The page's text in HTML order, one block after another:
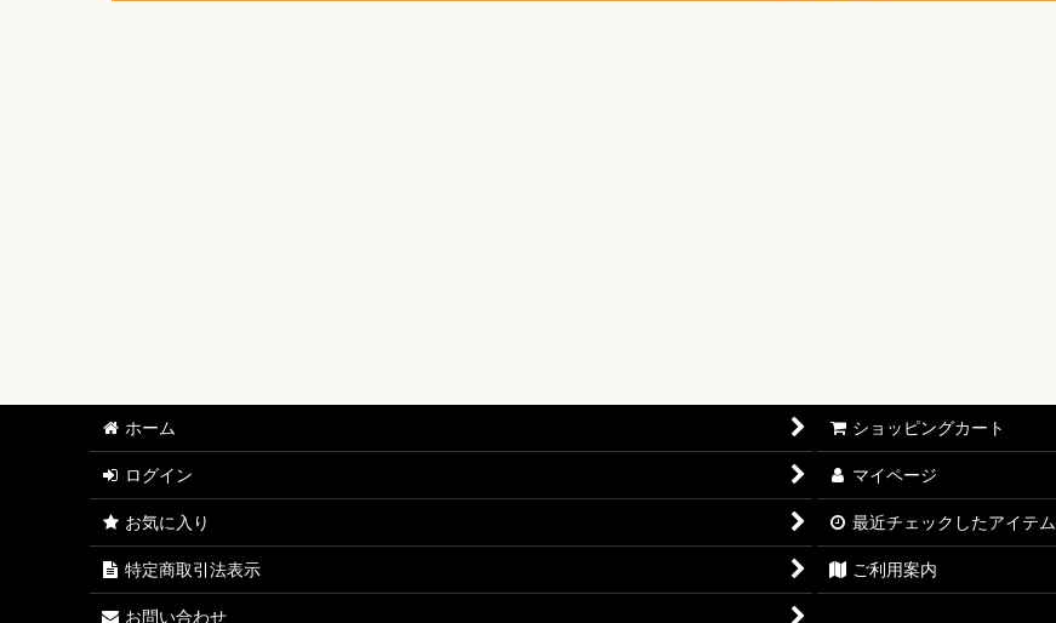
【ワンピースカード】エクストラブースター ONE PIECE Heroines Edition【EB-03】
【ワンピースカード】ブースターパック 受け継がれる意志【OP-13】
【ワンピースカード】プレミアムブースター ONE PIECE CARD THE BEST vol.2【PRB-02】
【ワンピースカード】ブースターパック 師弟の絆【OP-12】
【ワンピースカード】ブースターパック 神速の拳【OP-11】
ホーム ショッピングカート
ログイン マイページ
お気に入り 最近チェックしたアイテム
特定商取引法表示 ご利用案内
お問い合わせ